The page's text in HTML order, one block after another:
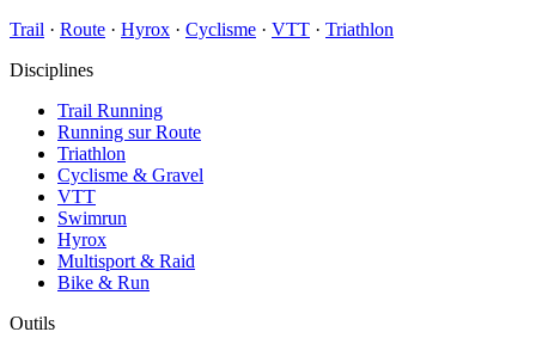
Trail · Route · Hyrox · Cyclisme · VTT · Triathlon
Disciplines
Trail Running
Running sur Route
Triathlon
Cyclisme & Gravel
VTT
Swimrun
Hyrox
Multisport & Raid
Bike & Run
Outils